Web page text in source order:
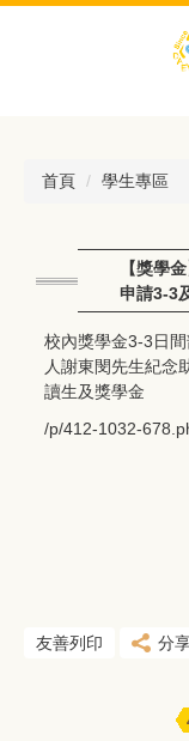
首頁 學生專區
【獎學
申請3-3
校內獎學金3-3日
人謝東閔先生紀念
讀生及獎學金
/p/412-1032-
友善列印 分